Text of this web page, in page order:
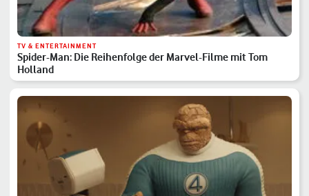
TV & ENTERTAINMENT
Spider-Man: Die Reihenfolge der Marvel-Filme mit Tom
Holland